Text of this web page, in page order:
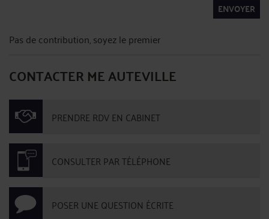
ENVOYER
Pas de contribution, soyez le premier
CONTACTER ME AUTEVILLE
PRENDRE RDV EN CABINET
CONSULTER PAR TÉLÉPHONE
POSER UNE QUESTION ÉCRITE